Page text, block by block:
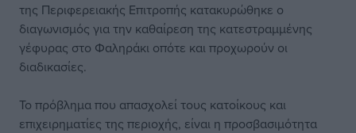
της Περιφερειακής Επιτροπής κατακυρώθηκε ο
διαγωνισμός για την καθαίρεση της κατεστραμμένης
γέφυρας στο Φαληράκι οπότε και προχωρούν οι
διαδικασίες.
Το πρόβλημα που απασχολεί τους κατοίκους και
επιχειρηματίες της περιοχής, είναι η προσβασιμότητα